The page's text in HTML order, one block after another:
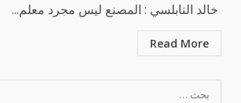
خالد النابلسي : المصنع ليس مجرد معلم...
Read More